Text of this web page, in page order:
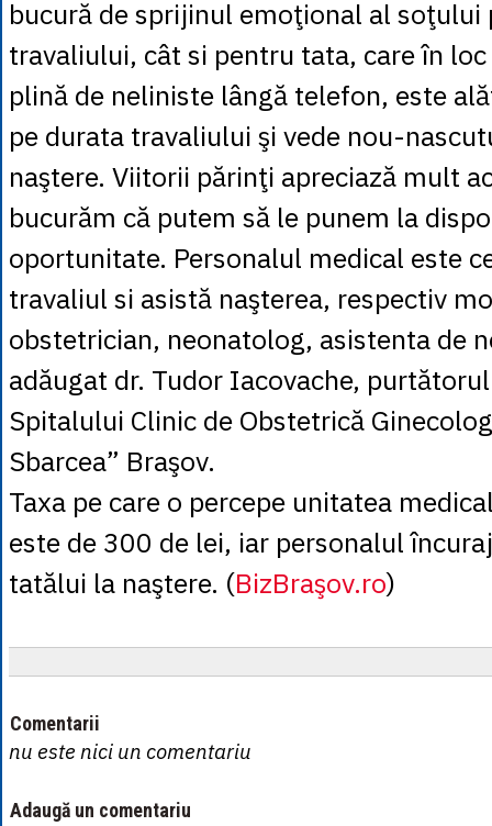
bucură de sprijinul emoţional al soţului
travaliului, cât si pentru tata, care în
plină de neliniste lângă telefon, este
pe durata travaliului şi vede nou-
naştere. Viitorii părinţi apreciază mult
bucurăm că putem să le punem la
oportunitate. Personalul medical este
travaliul si asistă naşterea, respectiv
obstetrician, neonatolog, asistenta de
adăugat dr. Tudor Iacovache,
Spitalului Clinic de Obstetrică
Sbarcea” Braşov.
Taxa pe care o percepe unitatea
este de 300 de lei, iar personalul
tatălui la naştere. (BizBraşov.ro)
Comentarii
nu este nici un comentariu
Adaugă un comentariu